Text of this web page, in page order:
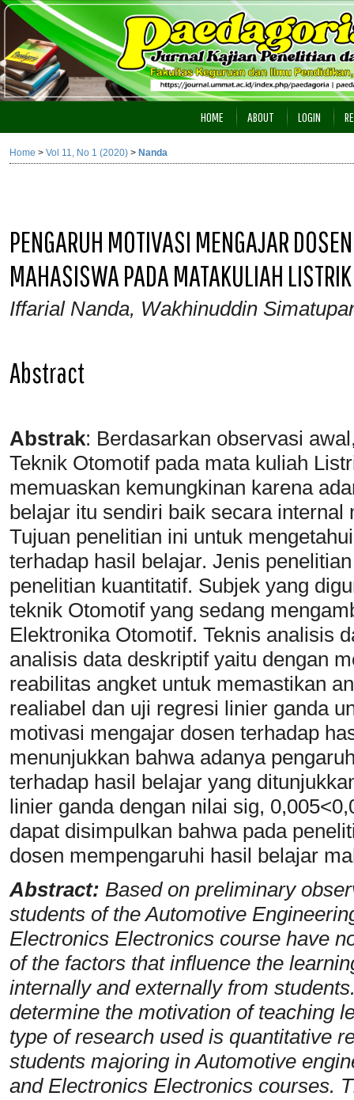
HOME ABOUT LOGIN
Home > Vol 11, No 1 (2020) > Nanda
PENGARUH MOTIVASI MENGAJAR
MAHASISWA PADA MATAKULIAH
Iffarial Nanda, Wakhinuddin
Abstract
Abstrak: Berdasarkan observasi
Teknik Otomotif pada mata kuliah
memuaskan kemungkinan karena
belajar itu sendiri baik secara
Tujuan penelitian ini untuk
terhadap hasil belajar. Jenis
penelitian kuantitatif. Subjek yang
teknik Otomotif yang sedang
Elektronika Otomotif. Teknis analisis
analisis data deskriptif yaitu dengan
reabilitas angket untuk memastikan
realiabel dan uji regresi linier ganda
motivasi mengajar dosen terhadap
menunjukkan bahwa adanya
terhadap hasil belajar yang
linier ganda dengan nilai sig,
dapat disimpulkan bahwa pada
dosen mempengaruhi hasil belajar
Abstract: Based on preliminary
students of the Automotive
Electronics Electronics course have
of the factors that influence the
internally and externally from
determine the motivation of teaching
type of research used is quantitative
students majoring in Automotive
and Electronics Electronics courses.